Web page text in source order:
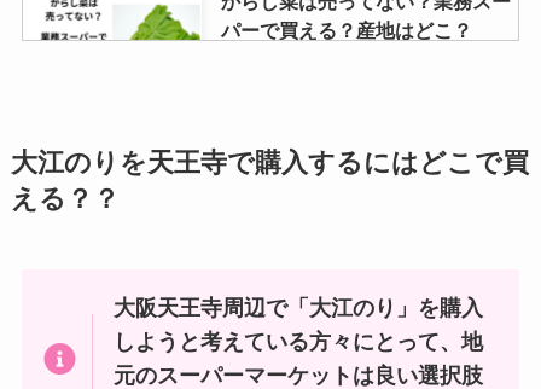
パーで買える？産地はどこ？
クレープアイス 販売中止は本当？
どこに売ってる？
イトメン チャンポンめんの販売地
域はどこ？関東で売ってる？大阪
や京都ではどこで買える？
大江のりを天王寺で購入するにはどこで買
える？？
大阪天王寺周辺で「大江のり」を購入
しようと考えている方々にとって、地
元のスーパーマーケットは良い選択肢